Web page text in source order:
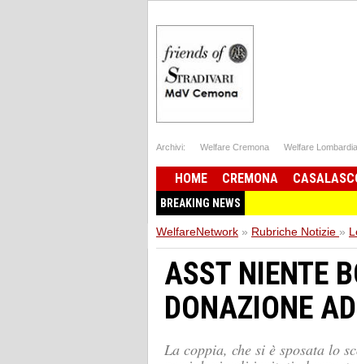
Archivi: Welfare Cremona Welfare Lombardia
HOME CREMONA
BREAKING NEWS
WelfareNetwork » Rubriche Notizie »
ASST NIENTE
DONAZIONE
La coppia, che si è sposata lo